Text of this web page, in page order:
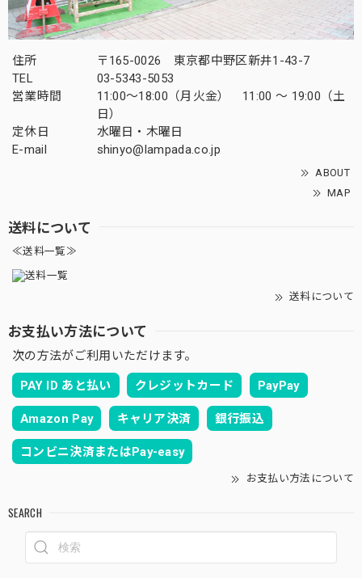
住所
〒165-0026 東京都中野区新井1-43-7
TEL
03-5343-5053
営業時間
11:00～18:00（月火金） 11:00 ～ 19:00（土
日）
定休日
水曜日・木曜日
E-mail
shinyo@lampada.co.jp
ABOUT
MAP
送料について
≪送料一覧≫
送料について
お支払い方法について
次の方法がご利用いただけます。
PAY ID あと払い クレジットカード PayPay
Amazon Pay キャリア決済 銀行振込
コンビニ決済またはPay-easy
お支払い方法について
SEARCH